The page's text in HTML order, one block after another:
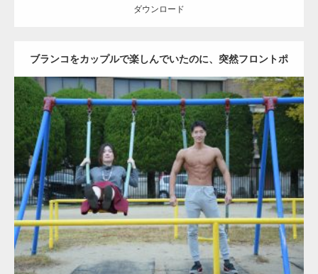
ダウンロード
ブランコをカップルで楽しんでいたのに、突然フロントポ
ーズをするマッチョ
Update: 2021.07.6
Category:公園のマッチョ その他 AKIHITO(細マッチョ) 腹筋 大胸筋
ダウンロード